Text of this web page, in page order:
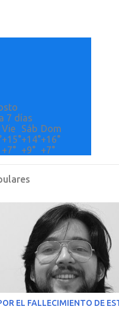
7 días
Vie Sáb Dom
+15°+14°+16°
+7° +9° +7°
EL FALLECIMIENTO DE